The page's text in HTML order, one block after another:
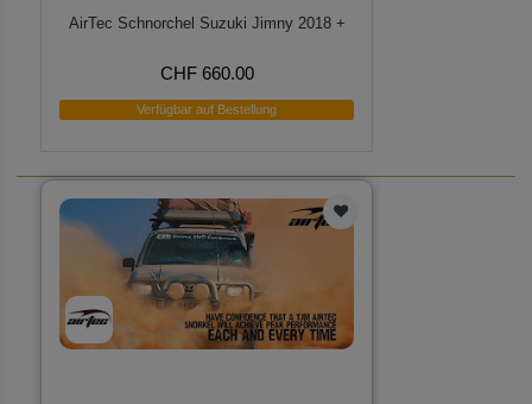
AirTec Schnorchel Suzuki Jimny 2018 +
CHF 660.00
Verfügbar auf Bestellung